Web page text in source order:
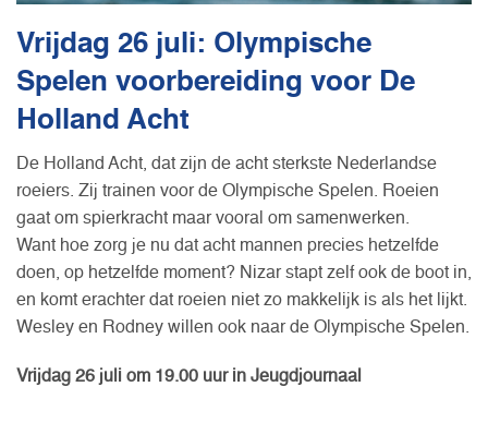
Vrijdag 26 juli: Olympische
Spelen voorbereiding voor De
Holland Acht
De Holland Acht, dat zijn de acht sterkste Nederlandse
roeiers. Zij trainen voor de Olympische Spelen. Roeien
gaat om spierkracht maar vooral om samenwerken.
Want hoe zorg je nu dat acht mannen precies hetzelfde
doen, op hetzelfde moment? Nizar stapt zelf ook de boot in,
en komt erachter dat roeien niet zo makkelijk is als het lijkt.
Wesley en Rodney willen ook naar de Olympische Spelen.
Vrijdag 26 juli om 19.00 uur in Jeugdjournaal